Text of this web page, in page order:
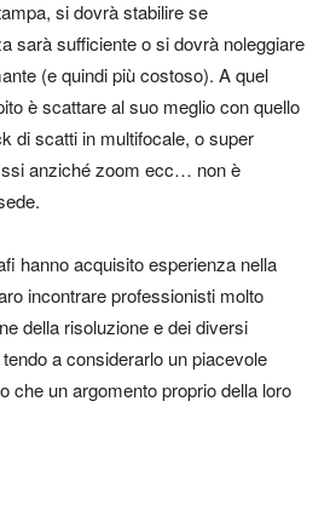
si dovrà stabilire se
sarà sufficiente o si dovrà noleggiare
(e quindi più costoso). A quel
è scattare al suo meglio con quello
di scatti in multifocale, o super
anziché zoom ecc… non è
hanno acquisito esperienza nella
incontrare professionisti molto
della risoluzione e dei diversi
a considerarlo un piacevole
che un argomento proprio della loro